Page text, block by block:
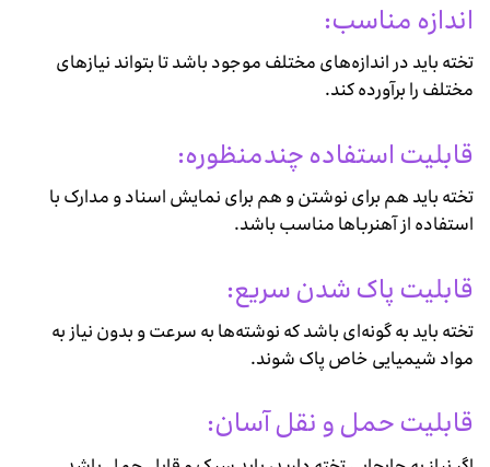
اندازه مناسب:
تخته باید در اندازه‌های مختلف موجود باشد تا بتواند نیازهای
مختلف را برآورده کند.
قابلیت استفاده چندمنظوره:
تخته باید هم برای نوشتن و هم برای نمایش اسناد و مدارک با
استفاده از آهنرباها مناسب باشد.
قابلیت پاک شدن سریع:
تخته باید به گونه‌ای باشد که نوشته‌ها به سرعت و بدون نیاز به
مواد شیمیایی خاص پاک شوند.
قابلیت حمل و نقل آسان: